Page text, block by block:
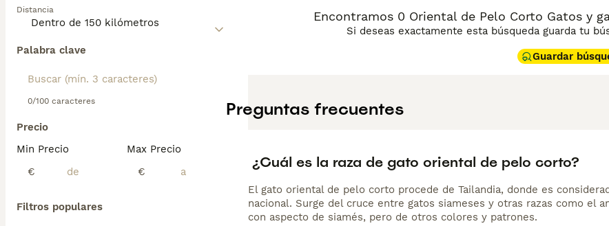
Distancia
Palabra clave
0/100 caracteres
Precio
Min Precio
€
Max Precio
€
Filtros populares
Encontramos 0 Oriental de Pelo Corto Gatos y
Si deseas exactamente esta búsqueda guarda tu
Guardar
Preguntas frecuentes
¿Cuál es la raza de gato oriental de pelo corto?
El gato oriental de pelo corto procede de Tailandia, donde es
nacional. Surge del cruce entre gatos siameses y otras razas como el
con aspecto de siamés, pero de otros colores y patrones.